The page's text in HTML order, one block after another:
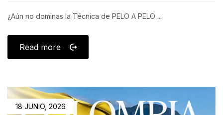
¿Aún no dominas la Técnica de PELO A PELO ...
Read more
18 JUNIO, 2026